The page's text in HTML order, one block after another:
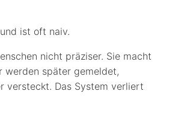
ist oft naiv.
nicht präziser. Sie macht
werden später gemeldet,
versteckt. Das System verliert